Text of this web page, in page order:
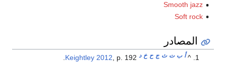
Smooth jazz
Soft rock
المصادر
^أ ب ت ث ج ح خ د Keightley 2012, p. 192.